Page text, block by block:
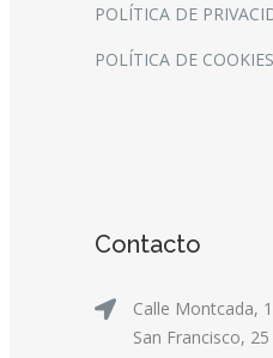
POLÍTICA DE
POLÍTICA DE COOKIES
Contacto
Calle Montcada,
San Francisco, 25